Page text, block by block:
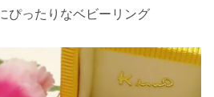
ぴったりなベビーリング